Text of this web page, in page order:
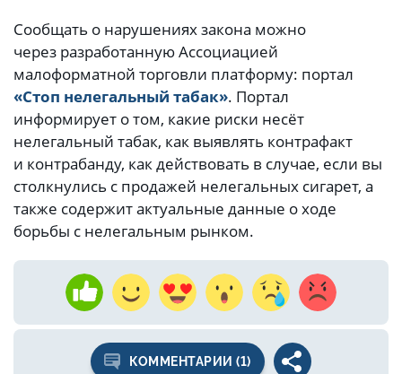
Сообщать о нарушениях закона можно
через разработанную Ассоциацией
малоформатной торговли платформу: портал
«Стоп нелегальный табак». Портал
информирует о том, какие риски несёт
нелегальный табак, как выявлять контрафакт
и контрабанду, как действовать в случае, если вы
столкнулись с продажей нелегальных сигарет, а
также содержит актуальные данные о ходе
борьбы с нелегальным рынком.
КОММЕНТАРИИ (1)